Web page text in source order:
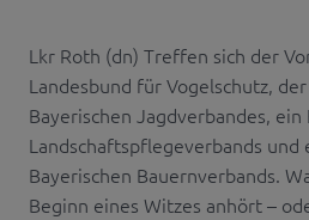
Lkr Roth (dn) Treffen sich der
Landesbund für Vogelschutz,
Bayerischen Jagdverbandes, ein
Landschaftspflegeverbands und
Bayerischen Bauernverbands.
Beginn eines Witzes anhört –